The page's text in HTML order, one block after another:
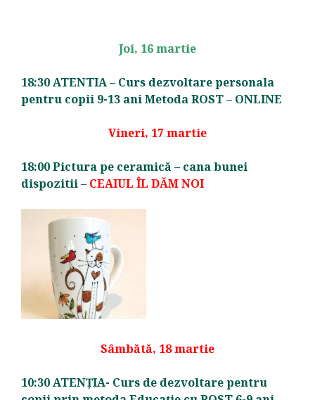
Joi, 16 martie
18:30 ATENTIA – Curs dezvoltare personala
pentru copii 9-13 ani Metoda ROST – ONLINE
Vineri, 17 martie
18:00 Pictura pe ceramică – cana bunei
dispozitii– CEAIUL ÎL DĂM NOI
Sâmbătă, 18 martie
10:30 ATENȚIA- Curs de dezvoltare pentru